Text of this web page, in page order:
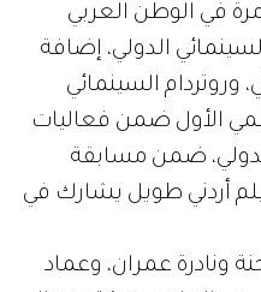
في الوطن العربي
الدولي، إضافة
وروتردام السينمائي
الأول ضمن فعاليات
ضمن مسابقة
أردني طويل يشارك في
ونادرة عمران، وعماد